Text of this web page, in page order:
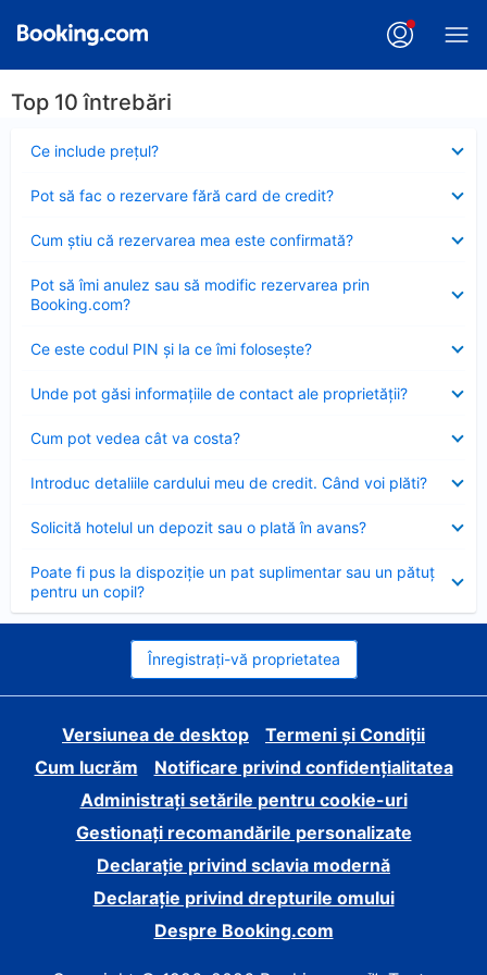
Top 10 întrebări
Ce include preţul?
închis
Pot să fac o rezervare fără card de credit?
închis
Cum ştiu că rezervarea mea este confirmată?
închis
Pot să îmi anulez sau să modific rezervarea prin
Booking.com?
închis
Ce este codul PIN şi la ce îmi foloseşte?
închis
Unde pot găsi informațiile de contact ale proprietății?
închis
Cum pot vedea cât va costa?
închis
Introduc detaliile cardului meu de credit. Când voi plăti?
închis
Solicită hotelul un depozit sau o plată în avans?
închis
Poate fi pus la dispoziție un pat suplimentar sau un pătuț
pentru un copil?
închis
Înregistrați-vă proprietatea
Versiunea de desktop
Termeni și Condiții
Cum lucrăm
Notificare privind confidențialitatea
Administrați setările pentru cookie-uri
Gestionați recomandările personalizate
Declarație privind sclavia modernă
Declarație privind drepturile omului
Despre Booking.com